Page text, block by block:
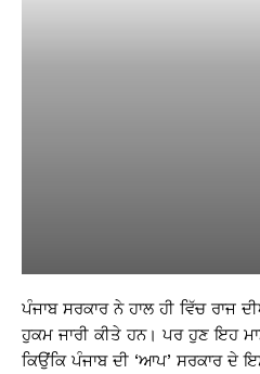
ਪੰਜਾਬ ਸਰਕਾਰ ਨੇ ਹਾਲ ਹੀ ਵਿੱਚ ਰਾਜ
ਹੁਕਮ ਜਾਰੀ ਕੀਤੇ ਹਨ। ਪਰ ਹੁਣ ਇਹ
ਕਿਉਂਕਿ ਪੰਜਾਬ ਦੀ ‘ਆਪ’ ਸਰਕਾਰ ਦੇ